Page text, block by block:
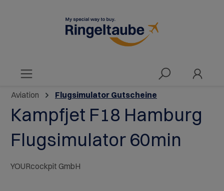
Aviation Flugsimulator Gutscheine
Kampfjet F18 Hamburg
Flugsimulator 60min
YOURcockpit GmbH